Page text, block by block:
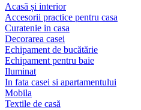
Acasă și interior
Accesorii practice pentru casa
Curatenie in casa
Decorarea casei
Echipament de bucătărie
Echipament pentru baie
Iluminat
In fata casei si apartamentului
Mobila
Textile de casă